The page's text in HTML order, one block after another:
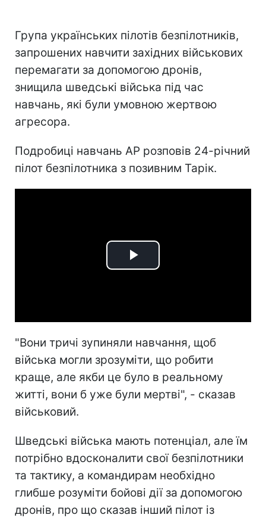
Група українських пілотів безпілотників,
запрошених навчити західних військових
перемагати за допомогою дронів,
знищила шведські війська під час
навчань, які були умовною жертвою
агресора.
Подробиці навчань АР розповів 24-річний
пілот безпілотника з позивним Тарік.
Play
"Вони тричі зупиняли навчання, щоб
війська могли зрозуміти, що робити
краще, але якби це було в реальному
житті, вони б уже були мертві", - сказав
військовий.
Шведські війська мають потенціал, але їм
потрібно вдосконалити свої безпілотники
та тактику, а командирам необхідно
глибше розуміти бойові дії за допомогою
дронів, про що сказав інший пілот із